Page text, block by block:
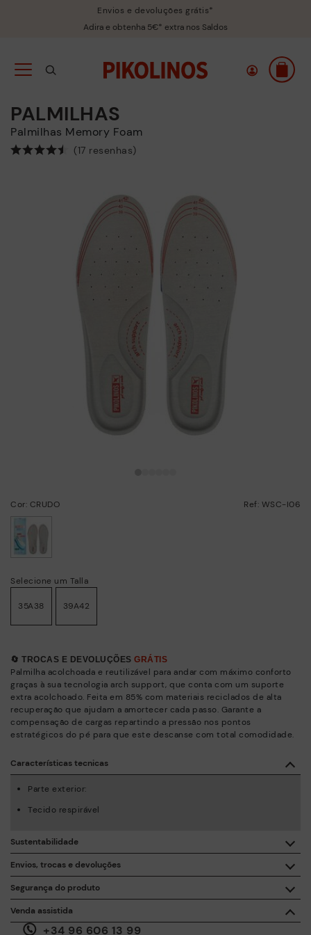
Envios e devoluções grátis*
Adira e obtenha 5€* extra nos Saldos
PALMILHAS
Palmilhas Memory Foam
(17 resenhas)
Cor: CRUDO Ref: WSC-I06
Selecione um Talla
35A38 39A42
🔄 TROCAS E DEVOLUÇÕES GRÁTIS
Palmilha acolchoada e reutilizável para andar com máximo conforto
graças à sua tecnologia arch support, que conta com um suporte
extra acolchoado. Feita em 85% com materiais reciclados de alta
recuperação que ajudam a amortecer cada passo. Garante a
compensação de cargas repartindo a pressão nos pontos
estratégicos do pé para que este descanse com total comodidade.
Venda assistida
+34 96 606 13 99
Segurança do produto
A segurança dos nossos produtos é importantes para nós. E a
através do qual poderá contactar-nos, caso ocorra alguma
Características tecnicas
Parte exterior:
Tecido respirável
Envios, trocas e devoluções
Entrega gratuita a partir de 50 € de compras.
Sustentabilidade
Com a compra deste produto está a apoiar a fabricação
responsável da pele através do Leather Working Group.
ISO 14006 Ecodesign: A nossa coleção foi desenhada
identificando os impactos ambientais em todo o ciclo de
vida do produto, com o objetivo de os reduzir ao mínimo.